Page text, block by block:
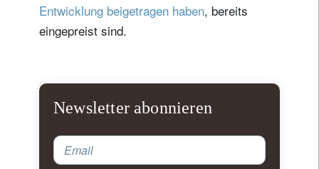
Entwicklung beigetragen haben, bereits
eingepreist sind.
Newsletter abonnieren
Email